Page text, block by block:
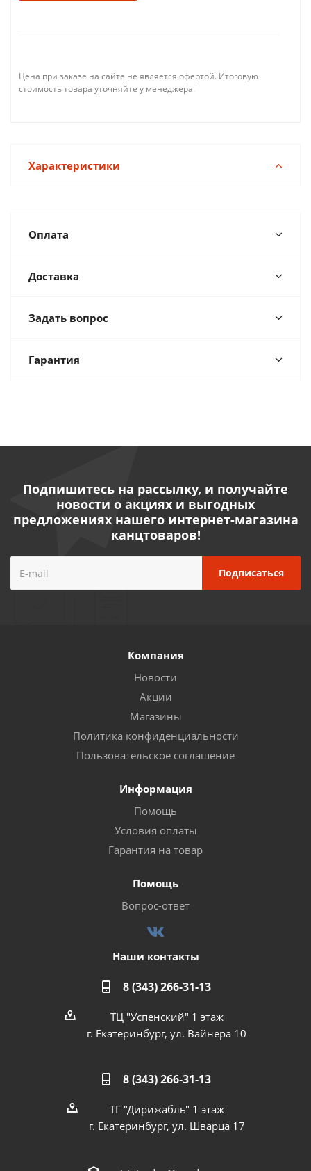
Цена при заказе на сайте не является офертой. Итоговую
стоимость товара уточняйте у менеджера.
Характеристики
Оплата
Доставка
Задать вопрос
Гарантия
Подпишитесь на рассылку, и получайте
новости о акциях и выгодных
предложениях нашего интернет-магазина
канцтоваров!
Компания
Новости
Акции
Магазины
Политика конфиденциальности
Пользовательское соглашение
Информация
Помощь
Условия оплаты
Гарантия на товар
Помощь
Вопрос-ответ
Наши контакты
8 (343) 266-31-13
ТЦ "Успенский" 1 этаж
г. Екатеринбург, ул. Вайнера 10
8 (343) 266-31-13
ТГ "Дирижабль" 1 этаж
г. Екатеринбург, ул. Шварца 17